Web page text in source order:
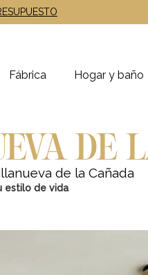
Fábrica Hogar y baño
DE
de la Cañada
estilo de vida